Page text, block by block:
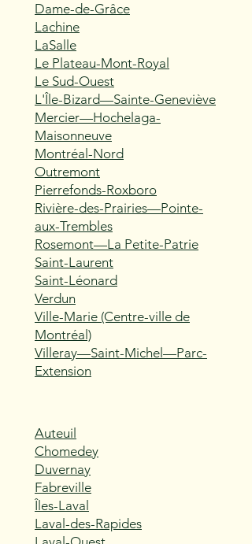
Dame-de-Grâce
Lachine
LaSalle
Le Plateau-Mont-Royal
Le Sud-Ouest
L'Île-Bizard—Sainte-Geneviève
Mercier—Hochelaga-
Maisonneuve
Montréal-Nord
Outremont
Pierrefonds-Roxboro
Rivière-des-Prairies—Pointe-
aux-Trembles
Rosemont—La Petite-Patrie
Saint-Laurent
Saint-Léonard
Verdun
Ville-Marie (Centre-ville de
Montréal)
Villeray—Saint-Michel—Parc-
Extension
Auteuil
Chomedey
Duvernay
Fabreville
Îles-Laval
Laval-des-Rapides